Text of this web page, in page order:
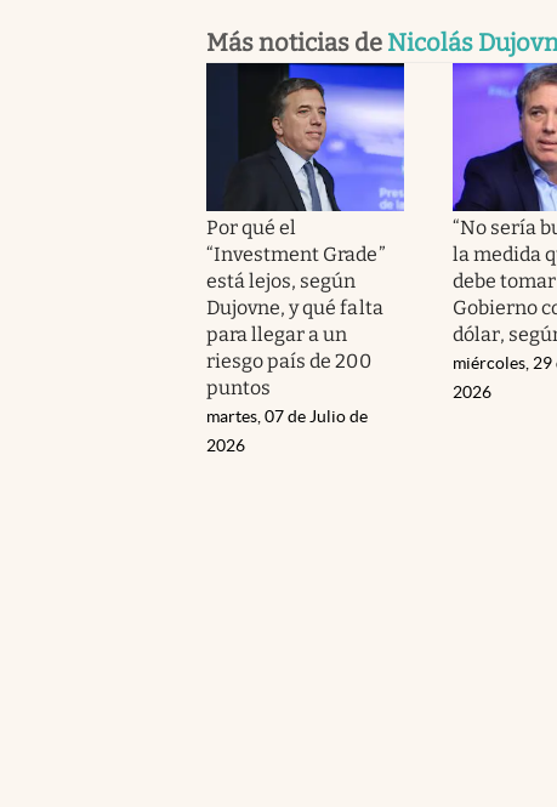
Más noticias de Nicolás
Por qué el
“Investment Grade”
está lejos, según
Dujovne, y qué falta
para llegar a un
riesgo país de 200
puntos
martes, 07 de Julio de
2026
“No sería
la medida
debe tomar
Gobierno
dólar,
miércoles,
2026